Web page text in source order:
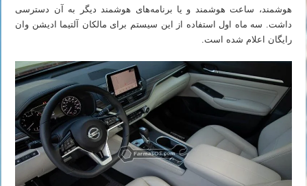
هوشمند، ساعت هوشمند و یا برنامه‌های هوشمند دیگر به آن دسترسی
داشت. سه ماه اول استفاده از این سیستم برای مالکان آلتیما ادیشن وان
رایگان اعلام شده است.